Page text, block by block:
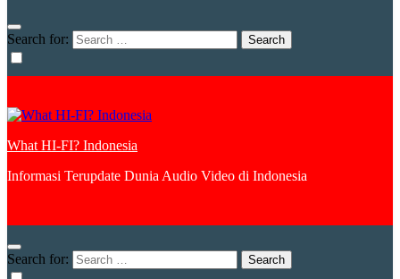
Search for:
What HI-FI? Indonesia
Informasi Terupdate Dunia Audio Video di Indonesia
Search for: